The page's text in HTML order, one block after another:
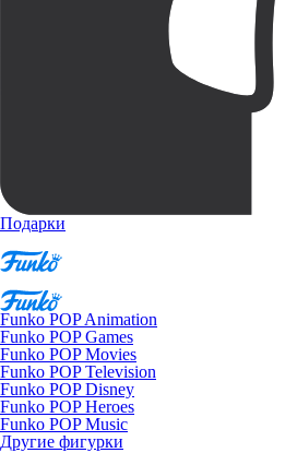
Подарки
Funko POP Animation
Funko POP Games
Funko POP Movies
Funko POP Television
Funko POP Disney
Funko POP Heroes
Funko POP Music
Другие фигурки